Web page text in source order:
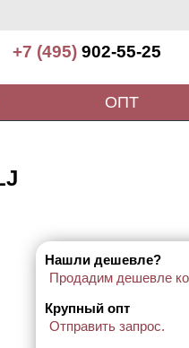
+7 (495) 902-55-25
ОПТ
Нашли дешевле?
Продадим дешевле
Крупный опт
Отправить запрос.